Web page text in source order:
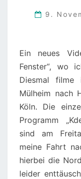
9.
Ein neues
Fenster“, wo
Diesmal
Mülheim nach
Köln. Die
Programm
sind am
meine Fahrt
hierbei die
leider